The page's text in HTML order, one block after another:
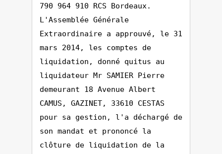
790 964 910 RCS Bordeaux.
L'Assemblée Générale
Extraordinaire a approuvé, le 31
mars 2014, les comptes de
liquidation, donné quitus au
liquidateur Mr SAMIER Pierre
demeurant 18 Avenue Albert
CAMUS, GAZINET, 33610 CESTAS
pour sa gestion, l'a déchargé de
son mandat et prononcé la
clôture de liquidation de la